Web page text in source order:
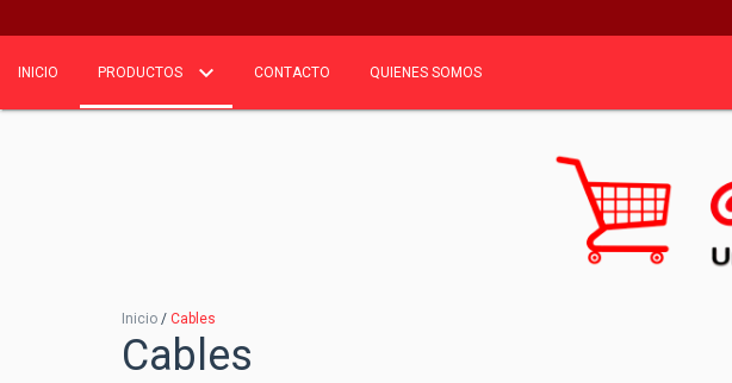
INICIO PRODUCTOS CONTACTO QUIENES SOMOS
Inicio / Cables
Cables